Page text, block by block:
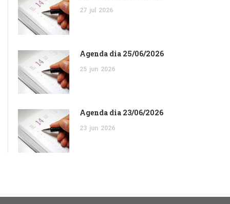
27 jul 2026
Agenda dia 25/06/2026
25 jun 2026
Agenda dia 23/06/2026
23 jun 2026